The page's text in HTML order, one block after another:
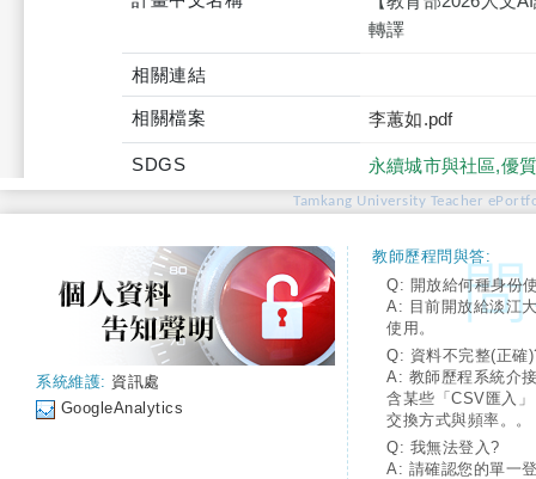
轉譯
相關連結
相關檔案 李蕙如.pdf
SDGS 永續城市與社區,優
Tamkang University Teacher
系統維護: 資訊處
GoogleAnalytics
教師歷程問與答:
Q: 開放給何種身份
A: 目前開放給淡江
使用。
Q: 資料不完整(正確
A: 教師歷程系統介
含某些「CSV匯入
交換方式與頻率。。
Q: 我無法登入?
A: 請確認您的單一